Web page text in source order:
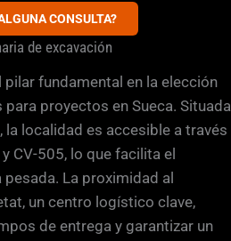
CONSULTA?
de excavación
pilar fundamental en la elección
proyectos en Sueca. Situada
la localidad es accesible a través
CV-505, lo que facilita el
La proximidad al
un centro logístico clave,
de entrega y garantizar un